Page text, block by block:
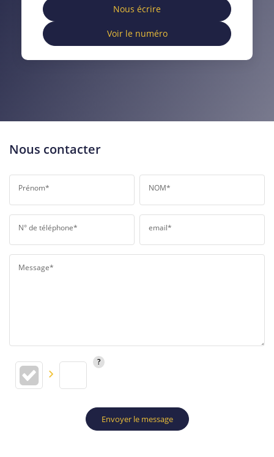
DISTANCE DE L'AÉROPORT : SUPERFICIE :
RÉSULTATS DES LYCÉES ECOLES ET CRÈCHES
Nous écrire
Voir le numéro
Nous contacter
Prénom* NOM*
N° de téléphone* email*
Message*
Envoyer le message